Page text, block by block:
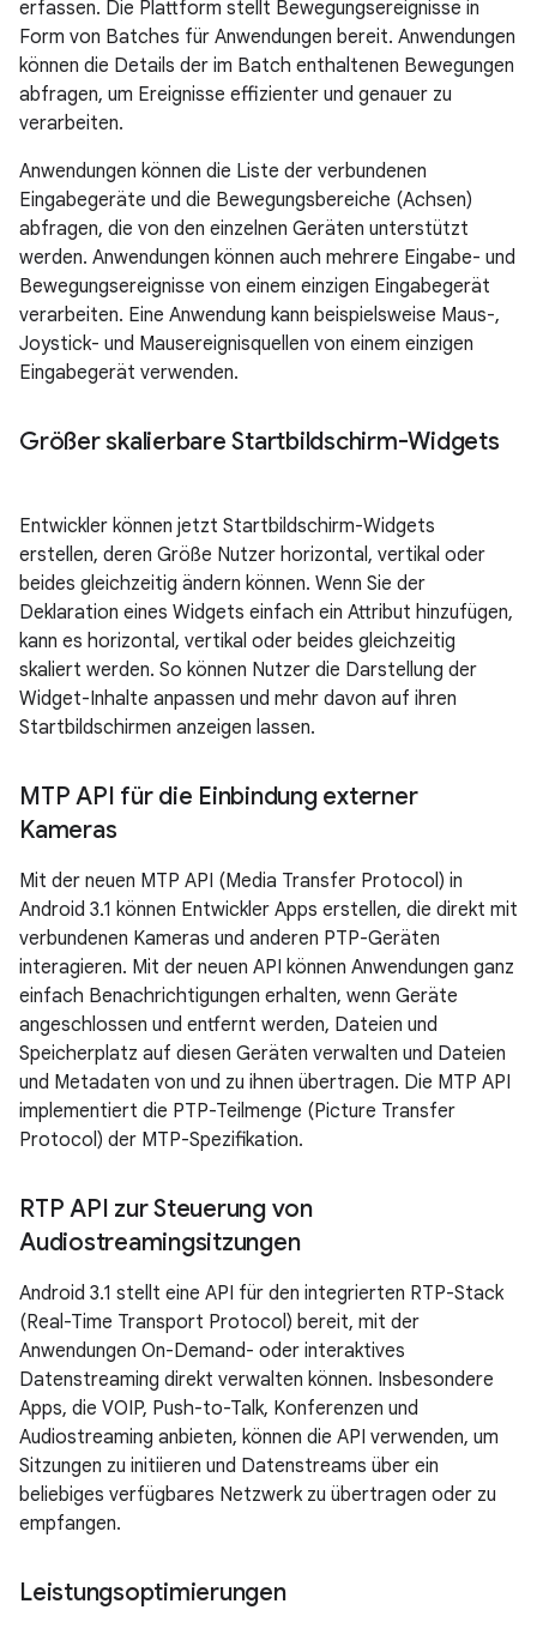
erfassen. Die Plattform stellt Bewegungsereignisse in
Form von Batches für Anwendungen bereit. Anwendungen
können die Details der im Batch enthaltenen Bewegungen
abfragen, um Ereignisse effizienter und genauer zu
verarbeiten.
Anwendungen können die Liste der verbundenen
Eingabegeräte und die Bewegungsbereiche (Achsen)
abfragen, die von den einzelnen Geräten unterstützt
werden. Anwendungen können auch mehrere Eingabe- und
Bewegungsereignisse von einem einzigen Eingabegerät
verarbeiten. Eine Anwendung kann beispielsweise Maus-,
Joystick- und Mausereignisquellen von einem einzigen
Eingabegerät verwenden.
Größer skalierbare Startbildschirm-Widgets
Entwickler können jetzt Startbildschirm-Widgets
erstellen, deren Größe Nutzer horizontal, vertikal oder
beides gleichzeitig ändern können. Wenn Sie der
Deklaration eines Widgets einfach ein Attribut hinzufügen,
kann es horizontal, vertikal oder beides gleichzeitig
skaliert werden. So können Nutzer die Darstellung der
Widget-Inhalte anpassen und mehr davon auf ihren
Startbildschirmen anzeigen lassen.
MTP API für die Einbindung externer
Kameras
Mit der neuen MTP API (Media Transfer Protocol) in
Android 3.1 können Entwickler Apps erstellen, die direkt mit
verbundenen Kameras und anderen PTP-Geräten
interagieren. Mit der neuen API können Anwendungen ganz
einfach Benachrichtigungen erhalten, wenn Geräte
angeschlossen und entfernt werden, Dateien und
Speicherplatz auf diesen Geräten verwalten und Dateien
und Metadaten von und zu ihnen übertragen. Die MTP API
implementiert die PTP-Teilmenge (Picture Transfer
Protocol) der MTP-Spezifikation.
RTP API zur Steuerung von
Audiostreamingsitzungen
Android 3.1 stellt eine API für den integrierten RTP-Stack
(Real-Time Transport Protocol) bereit, mit der
Anwendungen On-Demand- oder interaktives
Datenstreaming direkt verwalten können. Insbesondere
Apps, die VOIP, Push-to-Talk, Konferenzen und
Audiostreaming anbieten, können die API verwenden, um
Sitzungen zu initiieren und Datenstreams über ein
beliebiges verfügbares Netzwerk zu übertragen oder zu
empfangen.
Leistungsoptimierungen